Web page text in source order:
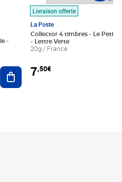
Ajouter au panier
Livraison offerte
La Poste
Collector 4 timbres - Le Petit
- Lettre Verte
20g / France
7,50€